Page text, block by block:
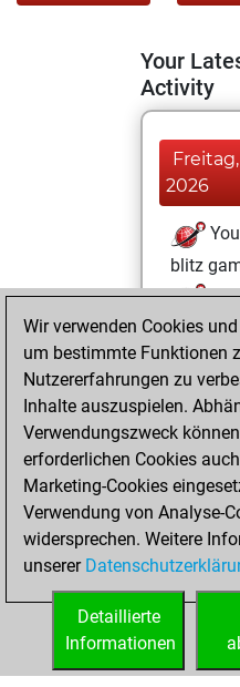
Your
Activity
Freitag,
2026
blitz
=2 -21
bullet
=4 -37
12, 2024
You
your
Wir verwenden Cookies
um bestimmte Funktionen
Nutzererfahrungen zu
Inhalte auszuspielen.
Verwendungszweck
erforderlichen Cookies
Marketing-Cookies
Verwendung von Analyse-
widersprechen. Weitere
unserer
Detaillierte
Informationen